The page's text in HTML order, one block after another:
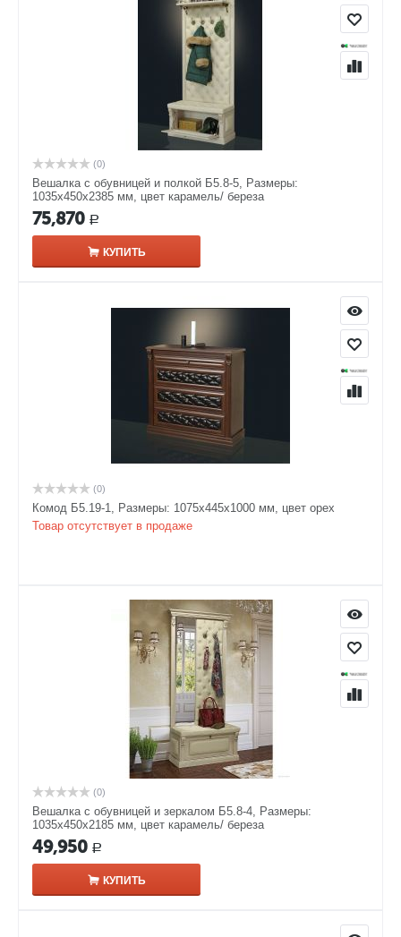
(0)
Вешалка с обувницей и полкой Б5.8-5, Размеры:
1035х450х2385 мм, цвет карамель/ береза
75,870 Р
КУПИТЬ
(0)
Комод Б5.19-1, Размеры: 1075х445х1000 мм, цвет орех
Товар отсутствует в продаже
(0)
Вешалка с обувницей и зеркалом Б5.8-4, Размеры:
1035х450х2185 мм, цвет карамель/ береза
49,950 Р
КУПИТЬ